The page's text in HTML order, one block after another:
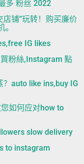
多 粉丝 2022
铺”玩转！购买廉价
IG likes
粉絲,Instagram 點
auto like ins,buy IG
如何应对how to
slow delivery
to instagram